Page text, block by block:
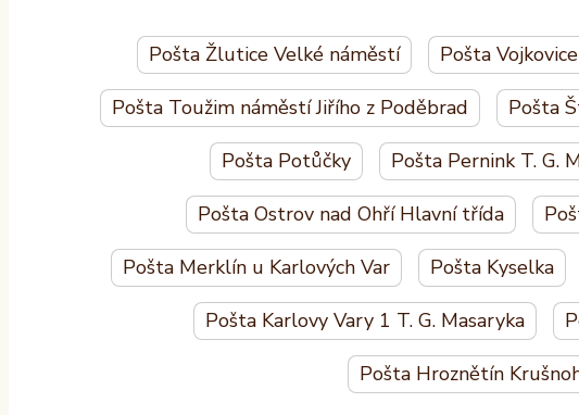
Pošta Žlutice Velké náměstí Pošta
Pošta Toužim náměstí Jiřího z Poděbrad Pošta
Pošta Potůčky Pošta Pernink T. G.
Pošta Ostrov nad Ohří Hlavní třída
Pošta Merklín u Karlových Var Pošta Kyselka
Pošta Karlovy Vary 1 T. G. Masaryka
Pošta Hroznětín